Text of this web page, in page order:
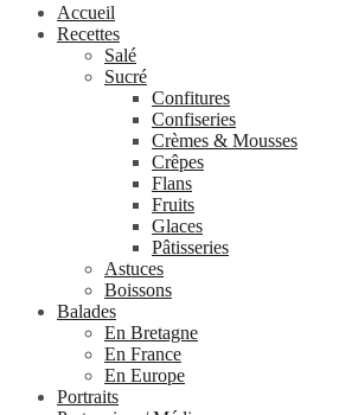
Accueil
Recettes
Salé
Sucré
Confitures
Confiseries
Crèmes & Mousses
Crêpes
Flans
Fruits
Glaces
Pâtisseries
Astuces
Boissons
Balades
En Bretagne
En France
En Europe
Portraits